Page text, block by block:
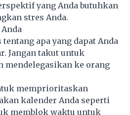
yang Anda butuhkan
stres Anda.
apa yang dapat Anda
Jangan takut untuk
mendelegasikan ke orang
memprioritaskan
kalender Anda seperti
memblok waktu untuk